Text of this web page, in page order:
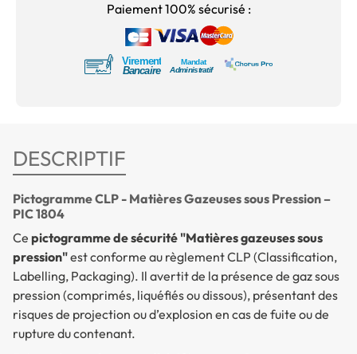
Paiement 100% sécurisé :
DESCRIPTIF
Pictogramme CLP - Matières Gazeuses sous Pression –
PIC 1804
Ce pictogramme de sécurité "Matières gazeuses sous
pression"est conforme au règlement CLP (Classification,
Labelling, Packaging). Il avertit de la présence de gaz sous
pression (comprimés, liquéfiés ou dissous), présentant des
risques de projection ou d’explosion en cas de fuite ou de
rupture du contenant.